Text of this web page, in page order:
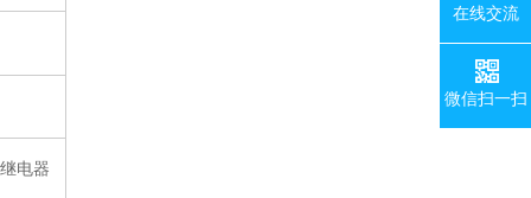
电器
在线交流
微信扫一扫